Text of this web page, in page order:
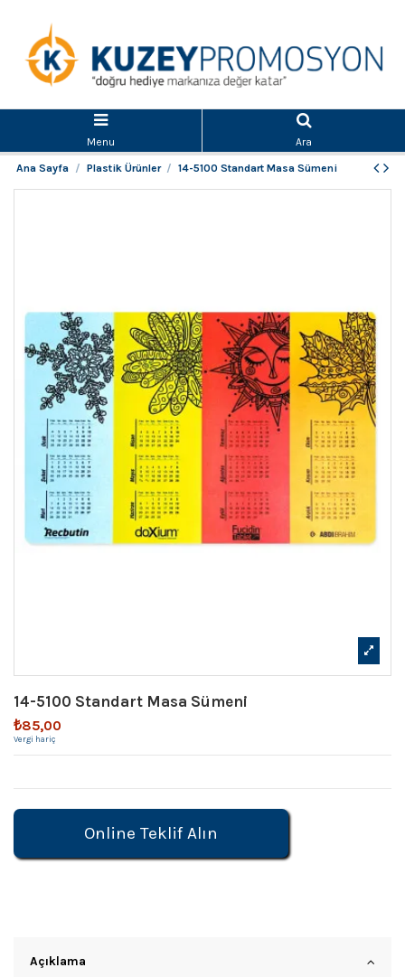
Menu Ara
Ana Sayfa Plastik Ürünler 14-5100 Standart Masa Sümeni
14-5100 Standart Masa Sümeni
₺85,00
Vergi hariç
Online Teklif Alın
Açıklama